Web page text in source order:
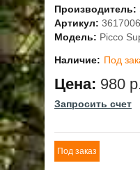
Производитель:
Артикул:
Модель: Picco
Наличие: Под
Цена: 980 р.
Запросить счет
Под заказ